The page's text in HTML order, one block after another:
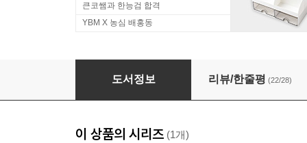
큰코쌤과 한능검 합격
YBM X 농심 배홍동
해커스 토익 Reading
도서정보 리뷰/한줄평 (22/28)
이 상품의 시리즈 (1개)